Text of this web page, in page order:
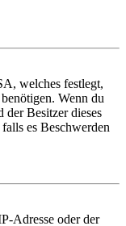
welches festlegt,
Wenn du
Besitzer dieses
es Beschwerden
Adresse oder der